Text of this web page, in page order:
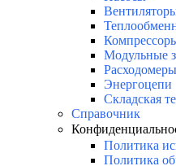
Модульные
Расходомеры
Энергоцепи
Складская
Справочник
Политика
Политика